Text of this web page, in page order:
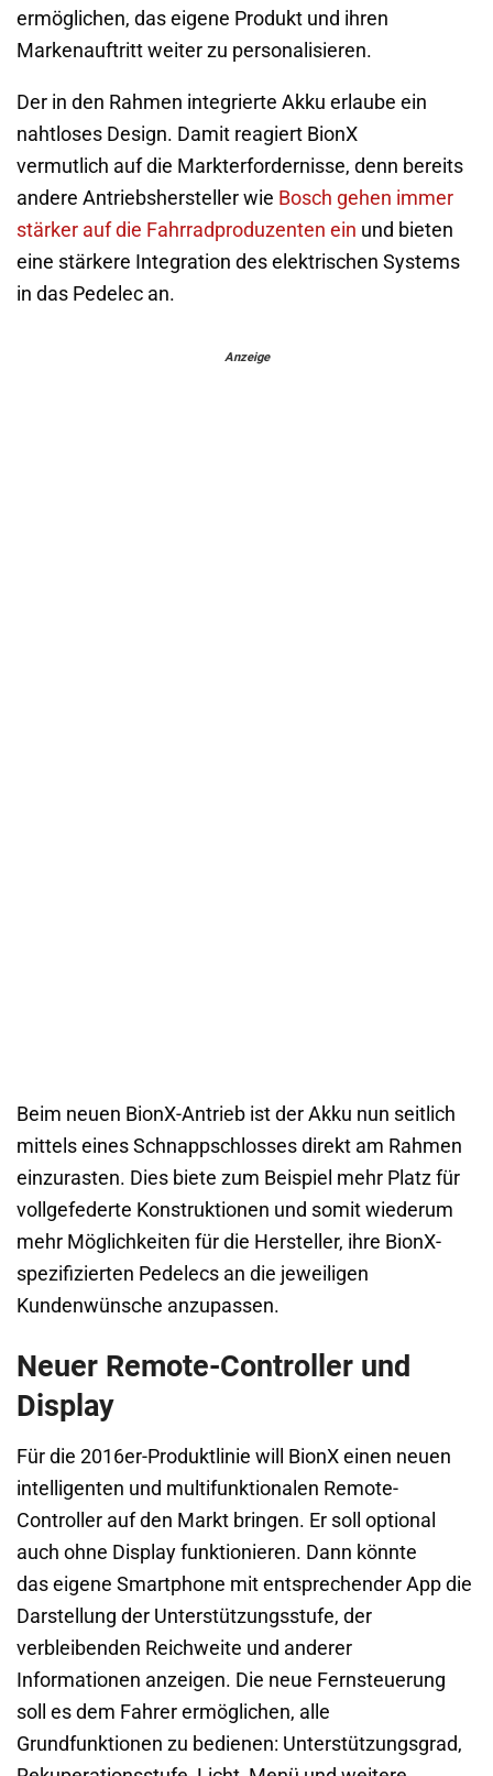
ermöglichen, das eigene Produkt und ihren
Markenauftritt weiter zu personalisieren.
Der in den Rahmen integrierte Akku erlaube ein
nahtloses Design. Damit reagiert BionX
vermutlich auf die Markterfordernisse, denn bereits
andere Antriebshersteller wie Bosch gehen immer
stärker auf die Fahrradproduzenten ein und bieten
eine stärkere Integration des elektrischen Systems
in das Pedelec an.
Anzeige
Beim neuen BionX-Antrieb ist der Akku nun seitlich
mittels eines Schnappschlosses direkt am Rahmen
einzurasten. Dies biete zum Beispiel mehr Platz für
vollgefederte Konstruktionen und somit wiederum
mehr Möglichkeiten für die Hersteller, ihre BionX-
spezifizierten Pedelecs an die jeweiligen
Kundenwünsche anzupassen.
Neuer Remote-Controller und
Display
Für die 2016er-Produktlinie will BionX einen neuen
intelligenten und multifunktionalen Remote-
Controller auf den Markt bringen. Er soll optional
auch ohne Display funktionieren. Dann könnte
das eigene Smartphone mit entsprechender App die
Darstellung der Unterstützungsstufe, der
verbleibenden Reichweite und anderer
Informationen anzeigen. Die neue Fernsteuerung
soll es dem Fahrer ermöglichen, alle
Grundfunktionen zu bedienen: Unterstützungsgrad,